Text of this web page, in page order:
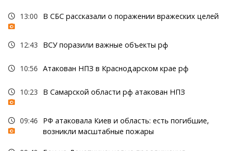
13:00 В СБС рассказали о поражении вражеских целей
12:43 ВСУ поразили важные объекты рф
10:56 Атакован НПЗ в Краснодарском крае рф
10:23 В Самарской области рф атакован НПЗ
09:46
РФ атаковала Киев и область: есть погибшие,
возникли масштабные пожары